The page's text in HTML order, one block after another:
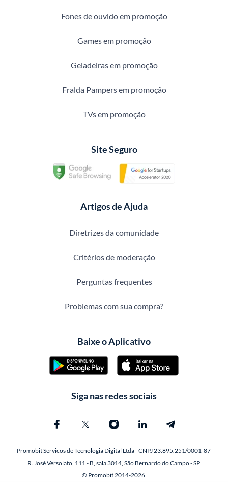
Fones de ouvido em promoção
Games em promoção
Geladeiras em promoção
Fralda Pampers em promoção
TVs em promoção
Site Seguro
Artigos de Ajuda
Diretrizes da comunidade
Critérios de moderação
Perguntas frequentes
Problemas com sua compra?
Baixe o Aplicativo
Siga nas redes sociais
Promobit Servicos de Tecnologia Digital Ltda - CNPJ 23.895.251/0001-87
R. José Versolato, 111 - B, sala 3014, São Bernardo do Campo - SP
© Promobit 2014-2026